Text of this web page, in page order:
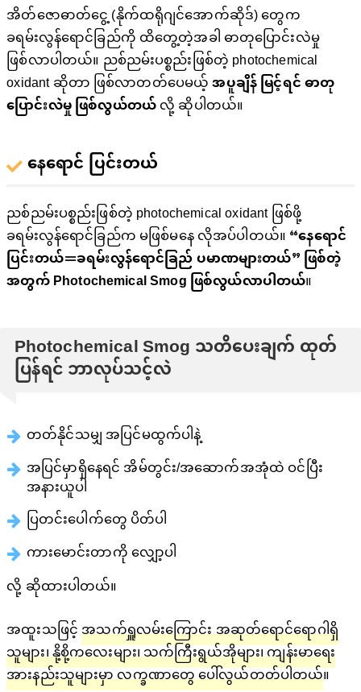
အိတ်ဇောဓာတ်ငွေ့ (နိုက်ထရိုဂျင်အောက်ဆိုဒ်) တွေက
ခရမ်းလွန်ရောင်ခြည်ကို ထိတွေ့တဲ့အခါ ဓာတုပြောင်းလဲမှု
ဖြစ်လာပါတယ်။ ညစ်ညမ်းပစ္စည်းဖြစ်တဲ့ photochemical
oxidant ဆိုတာ ဖြစ်လာတတ်ပေမယ့်အပူချိန် မြင့်ရင် ဓာတု
ပြောင်းလဲမှု ဖြစ်လွယ်တယ်လို့ ဆိုပါတယ်။
နေရောင် ပြင်းတယ်
ညစ်ညမ်းပစ္စည်းဖြစ်တဲ့ photochemical oxidant ဖြစ်ဖို့
ခရမ်းလွန်ရောင်ခြည်က မဖြစ်မနေ လိုအပ်ပါတယ်။“နေရောင်
ပြင်းတယ်＝ခရမ်းလွန်ရောင်ခြည် ပမာဏများတယ်” ဖြစ်တဲ့
အတွက် Photochemical Smog ဖြစ်လွယ်လာပါတယ်။
Photochemical Smog သတိပေးချက် ထုတ်
ပြန်ရင် ဘာလုပ်သင့်လဲ
တတ်နိုင်သမျှ အပြင်မထွက်ပါနဲ့
အပြင်မှာရှိနေရင် အိမ်တွင်း/အဆောက်အအုံထဲ ဝင်ပြီး
အနားယူပါ
ပြတင်းပေါက်တွေ ပိတ်ပါ
ကားမောင်းတာကို လျှော့ပါ
လို့ ဆိုထားပါတယ်။
အထူးသဖြင့်အသက်ရှူလမ်းကြောင်း အဆုတ်ရောင်ရောဂါရှိ
သူများ၊ နို့စို့ကလေးများ၊ သက်ကြီးရွယ်အိုများ၊ ကျန်းမာရေး
အားနည်းသူများမှာ လက္ခဏာတွေ ပေါ်လွယ်တတ်ပါတယ်။